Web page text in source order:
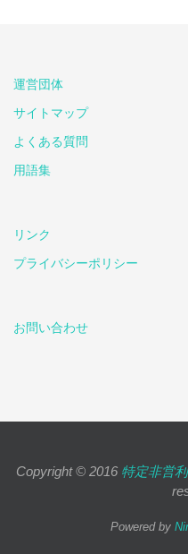
運営団体
サイトマップ
よくある質問
用語集
リンク
プライバシーポリシー
お問い合わせ
Copyright © 2016 特定非営
Powered by